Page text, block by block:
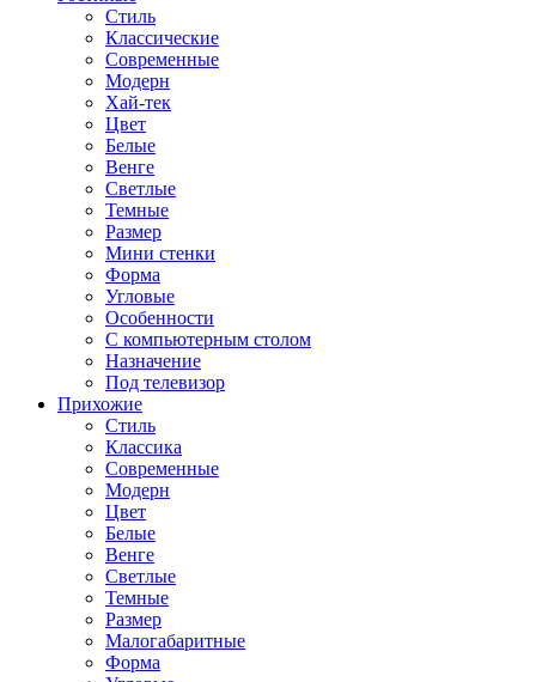
Стиль
Классические
Современные
Модерн
Хай-тек
Цвет
Белые
Венге
Светлые
Темные
Размер
Мини стенки
Форма
Угловые
Особенности
С компьютерным столом
Назначение
Под телевизор
Прихожие
Стиль
Классика
Современные
Модерн
Цвет
Белые
Венге
Светлые
Темные
Размер
Малогабаритные
Форма